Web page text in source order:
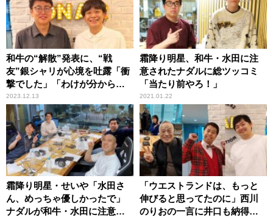
和牛の“解散”発表に、“戦
友”銀シャリが心境を吐露「衝
撃でした」「わけが分からな
すぎて」 ナイツも共感
2023.12.13
霜降り明星、和牛・水田に注
意されたナダルに総ツッコミ
「当たり前やろ！」
2021.01.22
霜降り明星・せいや「水田さ
ん、めっちゃ優しかったで」
ナダルが和牛・水田に注意さ
「ウエストランドは、もっと
伸びると思ってたのに」西川
のりおの一言に井口も納得？